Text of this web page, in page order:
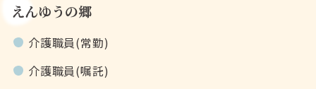
えんゆうの郷
介護職員(常勤)
介護職員(嘱託)